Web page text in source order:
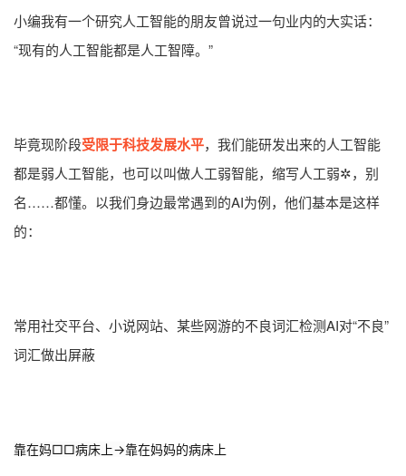
小编我有一个研究人工智能的朋友曾说过一句业内的大实话：
“现有的人工智能都是人工智障。”
毕竟现阶段受限于科技发展水平，我们能研发出来的人工智能
都是弱人工智能，也可以叫做人工弱智能，缩写人工弱✲，别
名……都懂。以我们身边最常遇到的AI为例，他们基本是这样
的：
常用社交平台、小说网站、某些网游的不良词汇检测AI对“不良”
词汇做出屏蔽
靠在妈□□病床上→靠在妈妈的病床上